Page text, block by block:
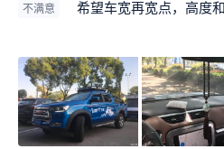
不满意 希望车宽再宽点，高度